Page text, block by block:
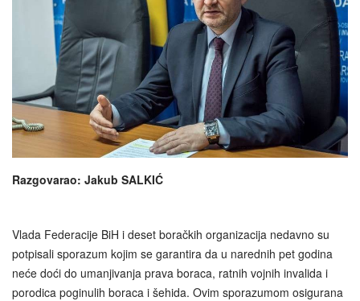
Razgovarao: Jakub SALKIĆ
Vlada Federacije BiH i deset boračkih organizacija nedavno su
potpisali sporazum kojim se garantira da u narednih pet godina
neće doći do umanjivanja prava boraca, ratnih vojnih invalida i
porodica poginulih boraca i šehida. Ovim sporazumom osigurana